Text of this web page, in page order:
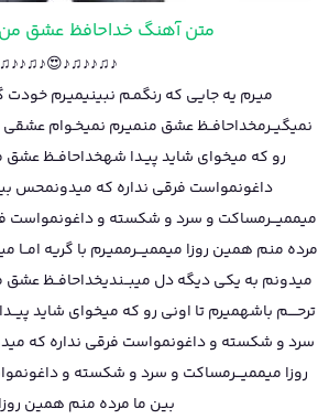
متن آهنگ خداحافظ عشق
میـرم یه جایی که رنگمـم نبینیمیـرم خودت
نمیگیــرمخداحافــظ عشق منمیـرم نمیخـوام عشقی
رو که میخوای شاید پیـدا شهخداحافــظ
داغونمواست فرقی نداره که میدونمحس
میممیـــرمساکت و سرد و شکسته و داغونمواست
مرده منم همین روزا میممیـــرممیـرم با گریه
میدونم به یکی دیگه دل میبــندیخداحافــظ عشق
ترحــــم باشهمیرم تا اونی رو که میخوای شاید
سرد و شکسته و داغونمواست فرقی نداره که
روزا میممیـــرمساکت و سرد و شکسته و
بین ما مرده منم همین روزا